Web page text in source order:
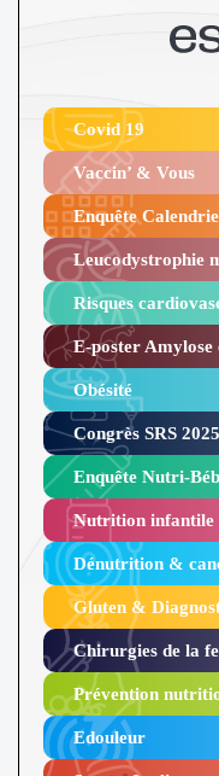
Covid 19
Vaccin’ & Vous
Enquête
Leucodystrophie
Risques
E-poster Amylose
Obésité ​
Congrès SRS 2025 ​
Enquête Nutri-
Nutrition infantile
Dénutrition &
Gluten &
Chirurgies de la
Prévention
Edouleur​